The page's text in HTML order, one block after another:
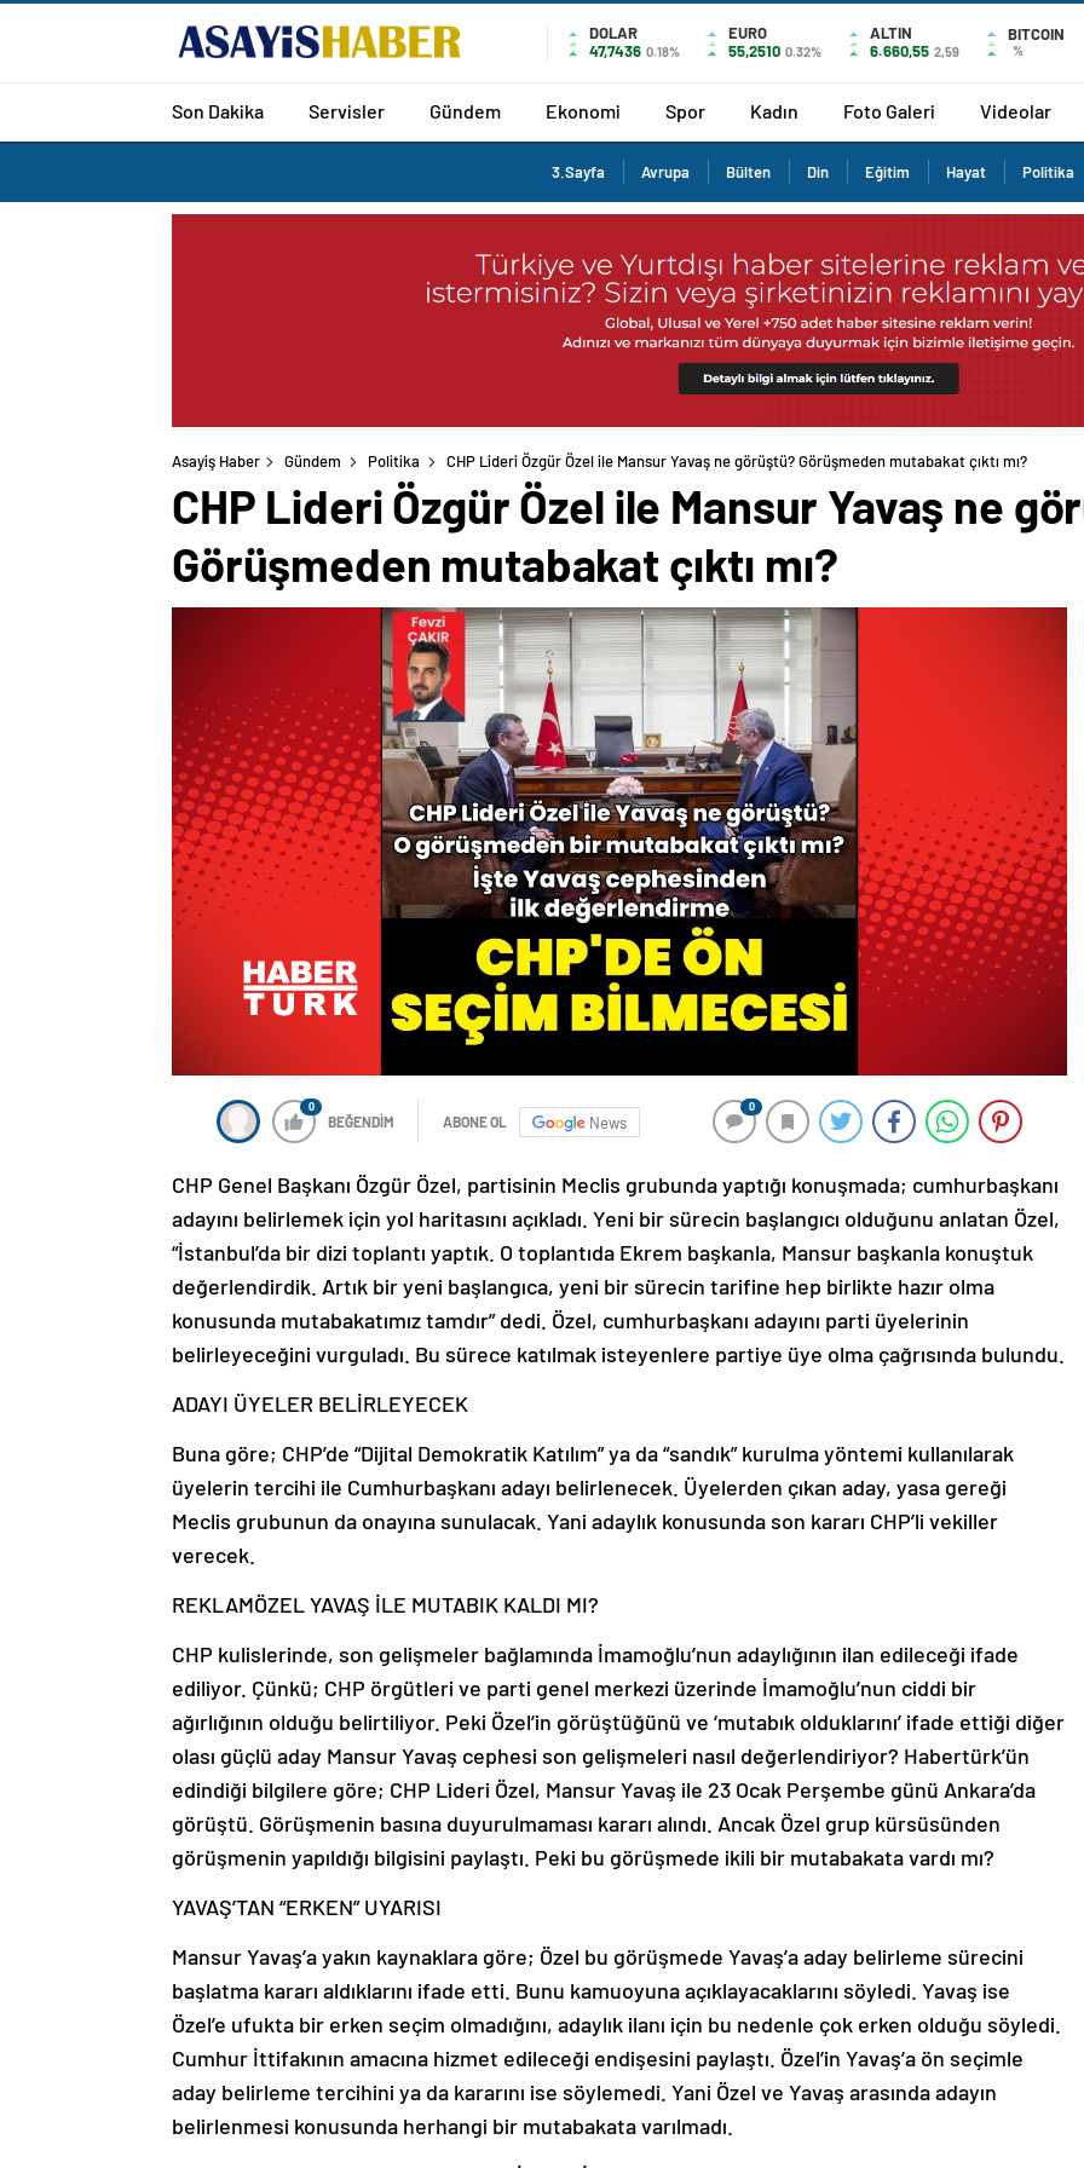
DOLAR
47,7436 0.18%
EURO
55,2510 0.32%
ALTIN
6.660,55 2,59
BITCOIN
%
Son Dakika Servisler Gündem Ekonomi Spor Kadın Foto Galeri Videolar
3.Sayfa Avrupa Bülten Din Eğitim Hayat Politika
Asayiş Haber Gündem Politika CHP Lideri Özgür Özel ile Mansur Yavaş ne görüştü? Görüşmeden mutabakat çıktı mı?
CHP Lideri Özgür Özel ile Mansur Yavaş ne
Görüşmeden mutabakat çıktı mı?
0
BEĞENDİM ABONE OL News
0
CHP Genel Başkanı Özgür Özel, partisinin Meclis grubunda yaptığı konuşmada; cumhurbaşkanı
adayını belirlemek için yol haritasını açıkladı. Yeni bir sürecin başlangıcı olduğunu anlatan Özel,
“İstanbul’da bir dizi toplantı yaptık. O toplantıda Ekrem başkanla, Mansur başkanla konuştuk
değerlendirdik. Artık bir yeni başlangıca, yeni bir sürecin tarifine hep birlikte hazır olma
konusunda mutabakatımız tamdır” dedi. Özel, cumhurbaşkanı adayını parti üyelerinin
belirleyeceğini vurguladı. Bu sürece katılmak isteyenlere partiye üye olma çağrısında bulundu.
ADAYI ÜYELER BELİRLEYECEK
Buna göre; CHP’de “Dijital Demokratik Katılım” ya da “sandık” kurulma yöntemi kullanılarak
üyelerin tercihi ile Cumhurbaşkanı adayı belirlenecek. Üyelerden çıkan aday, yasa gereği
Meclis grubunun da onayına sunulacak. Yani adaylık konusunda son kararı CHP’li vekiller
verecek.
REKLAMÖZEL YAVAŞ İLE MUTABIK KALDI MI?
CHP kulislerinde, son gelişmeler bağlamında İmamoğlu’nun adaylığının ilan edileceği ifade
ediliyor. Çünkü; CHP örgütleri ve parti genel merkezi üzerinde İmamoğlu’nun ciddi bir
ağırlığının olduğu belirtiliyor. Peki Özel’in görüştüğünü ve ‘mutabık olduklarını’ ifade ettiği diğer
olası güçlü aday Mansur Yavaş cephesi son gelişmeleri nasıl değerlendiriyor? Habertürk’ün
edindiği bilgilere göre; CHP Lideri Özel, Mansur Yavaş ile 23 Ocak Perşembe günü Ankara’da
görüştü. Görüşmenin basına duyurulmaması kararı alındı. Ancak Özel grup kürsüsünden
görüşmenin yapıldığı bilgisini paylaştı. Peki bu görüşmede ikili bir mutabakata vardı mı?
YAVAŞ’TAN “ERKEN” UYARISI
Mansur Yavaş’a yakın kaynaklara göre; Özel bu görüşmede Yavaş’a aday belirleme sürecini
başlatma kararı aldıklarını ifade etti. Bunu kamuoyuna açıklayacaklarını söyledi. Yavaş ise
Özel’e ufukta bir erken seçim olmadığını, adaylık ilanı için bu nedenle çok erken olduğu söyledi.
Cumhur İttifakının amacına hizmet edileceği endişesini paylaştı. Özel’in Yavaş’a ön seçimle
aday belirleme tercihini ya da kararını ise söylemedi. Yani Özel ve Yavaş arasında adayın
belirlenmesi konusunda herhangi bir mutabakata varılmadı.